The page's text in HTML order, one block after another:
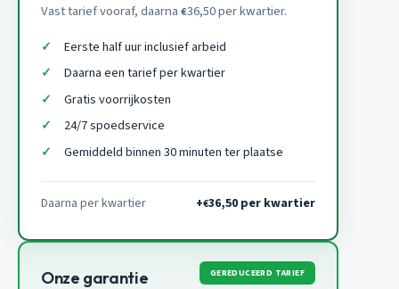
Vast tarief vooraf, daarna €36,50 per kwartier.
Eerste half uur inclusief arbeid
Daarna een tarief per kwartier
Gratis voorrijkosten
24/7 spoedservice
Gemiddeld binnen 30 minuten ter plaatse
Daarna per kwartier +€36,50 per kwartier
Onze garantie GEREDUCEERD TARIEF